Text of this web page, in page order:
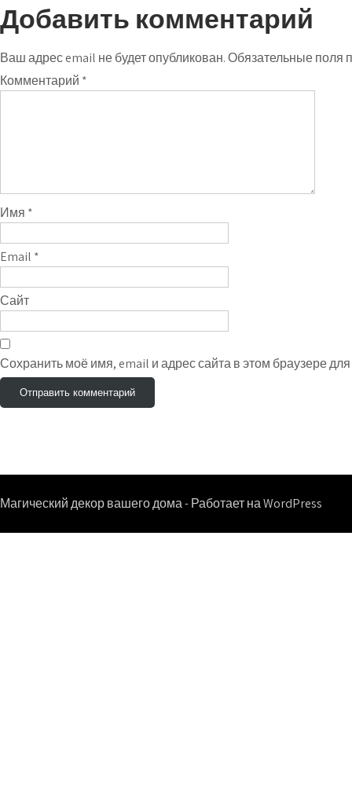
Добавить комментарий
Ваш адрес email не будет опубликован.Обязательные поля
Комментарий *
Имя *
Email *
Сайт
Сохранить моё имя, email и адрес сайта в этом браузере
Магический декор вашего дома - Работает на WordPress